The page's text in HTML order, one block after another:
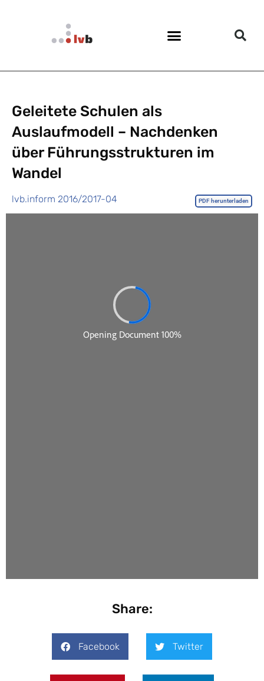
Geleitete Schulen als
Auslaufmodell – Nachdenken
über Führungsstrukturen im
Wandel
lvb.inform 2016/2017-04 PDF herunterladen
Share:
Facebook Twitter